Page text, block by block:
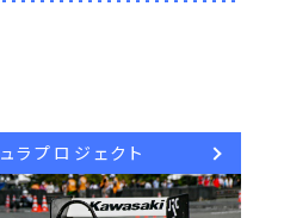
ラプロジェクト